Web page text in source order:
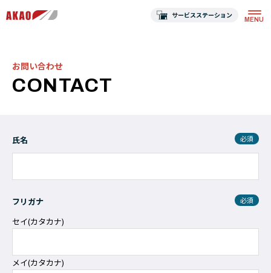
サービスステーション
お問い合わせ
CONTACT
氏名 必須
フリガナ 必須
セイ(カタカナ)
メイ(カタカナ)